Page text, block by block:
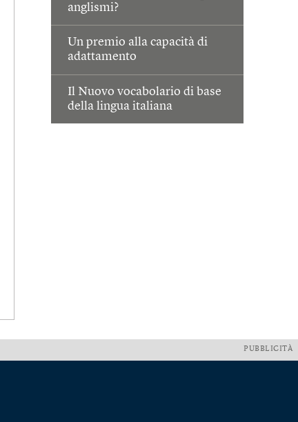
anglismi?
Un premio alla capacità di
adattamento
Il Nuovo vocabolario di base
della lingua italiana
PUBBLICITÀ